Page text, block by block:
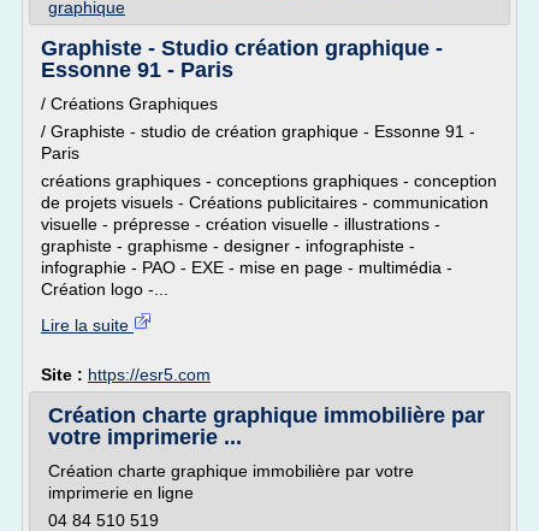
graphique
Graphiste - Studio création graphique -
Essonne 91 - Paris
/ Créations Graphiques
/ Graphiste - studio de création graphique - Essonne 91 -
Paris
créations graphiques - conceptions graphiques - conception
de projets visuels - Créations publicitaires - communication
visuelle - prépresse - création visuelle - illustrations -
graphiste - graphisme - designer - infographiste -
infographie - PAO - EXE - mise en page - multimédia -
Création logo -...
Lire la suite
Site : https://esr5.com
Création charte graphique immobilière par
votre imprimerie ...
Création charte graphique immobilière par votre
imprimerie en ligne
04 84 510 519